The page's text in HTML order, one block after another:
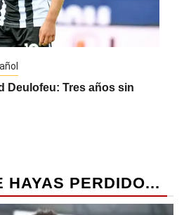
Deulofeu: Tres años sin
HAYAS PERDIDO...